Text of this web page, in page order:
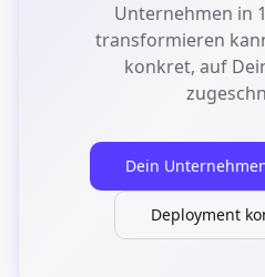
Unternehmen in
transformieren
konkret, auf
Dein
Deployment